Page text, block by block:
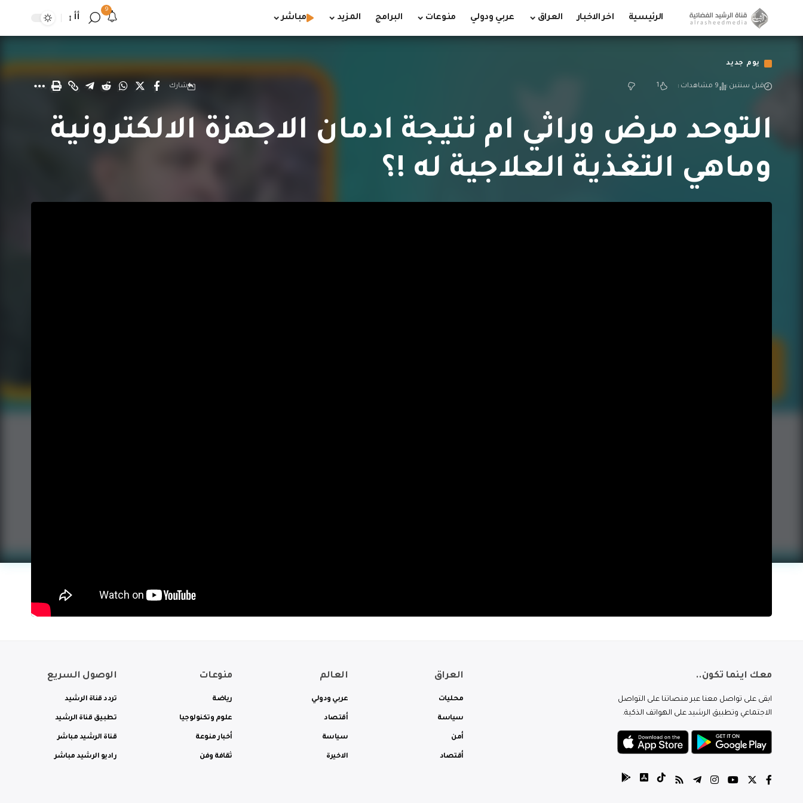
الرئيسية اخر الاخبار العراق عربي ودولي منوعات البرامج المزيد مباشر
9
أأ
يوم جديد
قبل سنتين 9 مشاهدات 1 شارك
التوحد مرض وراثي ام نتيجة ادمان الاجهزة الالكترونية
وماهي التغذية العلاجية له !؟
معك اينما تكون..
ابقى على تواصل معنا عبر منصاتنا على التواصل
الاجتماعي وتطبيق الرشيد على الهواتف الذكية.
العراق
محليات
سياسة
أمن
أقتصاد
العالم
عربي ودولي
أقتصاد
سياسة
الاخيرة
منوعات
رياضة
علوم وتكنولوجيا
أخبار منوعة
ثقافة وفن
الوصول السريع
تردد قناة الرشيد
تطبيق قناة الرشيد
قناة الرشيد مباشر
راديو الرشيد مباشر